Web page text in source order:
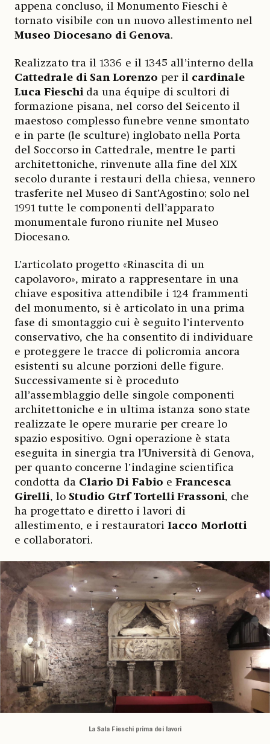
appena concluso, il Monumento Fieschi è
tornato visibile con un nuovo allestimento nel
Museo Diocesano di Genova.
Realizzato tra il 1336 e il 1345 all’interno della
Cattedrale di San Lorenzo per il cardinale
Luca Fieschida una équipe di scultori di
formazione pisana, nel corso del Seicento il
maestoso complesso funebre venne smontato
e in parte (le sculture) inglobato nella Porta
del Soccorso in Cattedrale, mentre le parti
architettoniche, rinvenute alla fine del XIX
secolo durante i restauri della chiesa, vennero
trasferite nel Museo di Sant’Agostino; solo nel
1991 tutte le componenti dell’apparato
monumentale furono riunite nel Museo
Diocesano.
L’articolato progetto «Rinascita di un
capolavoro», mirato a rappresentare in una
chiave espositiva attendibile i 124 frammenti
del monumento, si è articolato in una prima
fase di smontaggio cui è seguito l’intervento
conservativo, che ha consentito di individuare
e proteggere le tracce di policromia ancora
esistenti su alcune porzioni delle figure.
Successivamente si è proceduto
all’assemblaggio delle singole componenti
architettoniche e in ultima istanza sono state
realizzate le opere murarie per creare lo
spazio espositivo. Ogni operazione è stata
eseguita in sinergia tra l’Università di Genova,
per quanto concerne l’indagine scientifica
condotta da Clario Di Fabio eFrancesca
Girelli, lo Studio Gtrf Tortelli Frassoni, che
ha progettato e diretto i lavori di
allestimento, e i restauratoriIacco Morlotti
e collaboratori.
La Sala Fieschi prima dei lavori